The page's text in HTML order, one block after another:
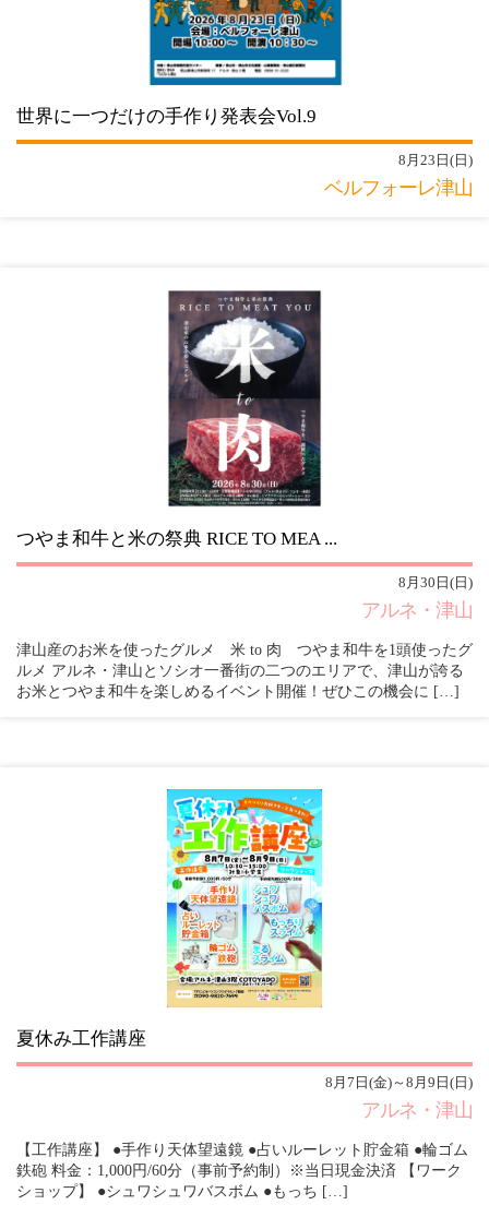
世界に一つだけの手作り発表会Vol.9
8月23日(日)
ベルフォーレ津山
つやま和牛と米の祭典 RICE TO MEA ...
8月30日(日)
アルネ・津山
津山産のお米を使ったグルメ 米 to 肉 つやま和牛を1頭使ったグ
ルメ アルネ・津山とソシオ一番街の二つのエリアで、津山が誇る
お米とつやま和牛を楽しめるイベント開催！ぜひこの機会に […]
夏休み工作講座
8月7日(金)～8月9日(日)
アルネ・津山
【工作講座】 ●手作り天体望遠鏡 ●占いルーレット貯金箱 ●輪ゴム
鉄砲 料金：1,000円/60分（事前予約制）※当日現金決済 【ワーク
ショップ】 ●シュワシュワバスボム ●もっち […]